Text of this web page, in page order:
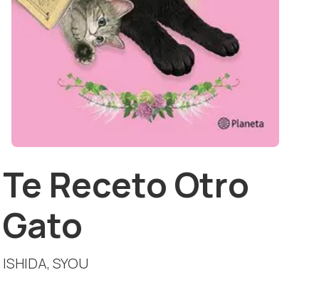
Te Receto Otro
Gato
ISHIDA, SYOU